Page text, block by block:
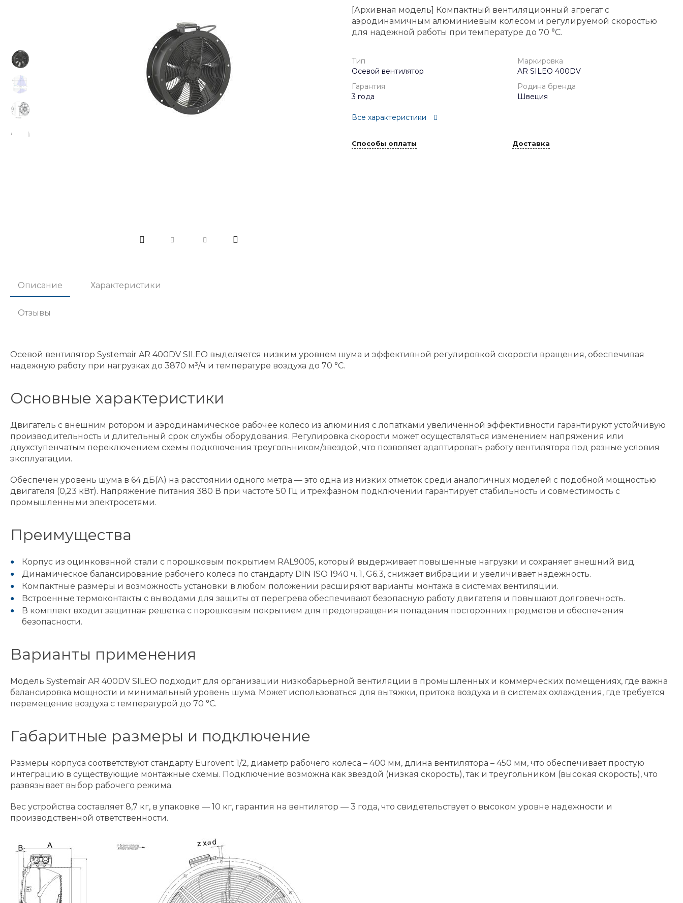
[Архивная модель] Компактный вентиляционный агрегат с
аэродинамичным алюминиевым колесом и регулируемой скоростью
для надежной работы при температуре до 70 °С.
Тип
Осевой вентилятор
Маркировка
AR SILEO 400DV
Гарантия
3 года
Родина бренда
Швеция
Все характеристики
Способы оплаты Доставка
Описание Характеристики
Отзывы
Осевой вентилятор Systemair AR 400DV SILEO выделяется низким уровнем шума и эффективной регулировкой скорости вращения, обеспечивая
надежную работу при нагрузках до 3870 м³/ч и температуре воздуха до 70 °C.
Основные характеристики
Двигатель с внешним ротором и аэродинамическое рабочее колесо из алюминия с лопатками увеличенной эффективности гарантируют устойчивую
производительность и длительный срок службы оборудования. Регулировка скорости может осуществляться изменением напряжения или
двухступенчатым переключением схемы подключения треугольником/звездой, что позволяет адаптировать работу вентилятора под разные условия
эксплуатации.
Обеспечен уровень шума в 64 дБ(А) на расстоянии одного метра — это одна из низких отметок среди аналогичных моделей с подобной мощностью
двигателя (0,23 кВт). Напряжение питания 380 В при частоте 50 Гц и трехфазном подключении гарантирует стабильность и совместимость с
промышленными электросетями.
Преимущества
Корпус из оцинкованной стали с порошковым покрытием RAL9005, который выдерживает повышенные нагрузки и сохраняет внешний вид.
Динамическое балансирование рабочего колеса по стандарту DIN ISO 1940 ч. 1, G6.3, снижает вибрации и увеличивает надежность.
Компактные размеры и возможность установки в любом положении расширяют варианты монтажа в системах вентиляции.
Встроенные термоконтакты с выводами для защиты от перегрева обеспечивают безопасную работу двигателя и повышают долговечность.
В комплект входит защитная решетка с порошковым покрытием для предотвращения попадания посторонних предметов и обеспечения
безопасности.
Варианты применения
Модель Systemair AR 400DV SILEO подходит для организации низкобарьерной вентиляции в промышленных и коммерческих помещениях, где важна
балансировка мощности и минимальный уровень шума. Может использоваться для вытяжки, притока воздуха и в системах охлаждения, где требуется
перемещение воздуха с температурой до 70 °C.
Габаритные размеры и подключение
Размеры корпуса соответствуют стандарту Eurovent 1/2, диаметр рабочего колеса – 400 мм, длина вентилятора – 450 мм, что обеспечивает простую
интеграцию в существующие монтажные схемы. Подключение возможна как звездой (низкая скорость), так и треугольником (высокая скорость), что
развязывает выбор рабочего режима.
Вес устройства составляет 8,7 кг, в упаковке — 10 кг, гарантия на вентилятор — 3 года, что свидетельствует о высоком уровне надежности и
производственной ответственности.